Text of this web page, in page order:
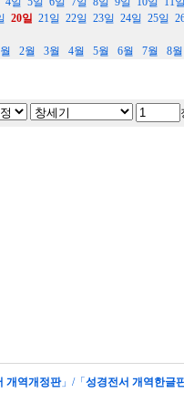
20일 21일 22일 23일 24일 25일
2월 3월 4월 5월 6월 7월 8월
개역개정판」/「 성경전서 개역한글